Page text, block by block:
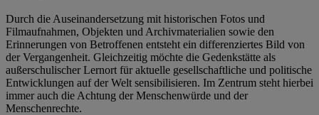
Durch die Auseinandersetzung mit historischen Fotos und
Filmaufnahmen, Objekten und Archivmaterialien sowie den
Erinnerungen von Betroffenen entsteht ein differenziertes Bild von
der Vergangenheit. Gleichzeitig möchte die Gedenkstätte als
außerschulischer Lernort für aktuelle gesellschaftliche und politische
Entwicklungen auf der Welt sensibilisieren. Im Zentrum steht hierbei
immer auch die Achtung der Menschenwürde und der
Menschenrechte.